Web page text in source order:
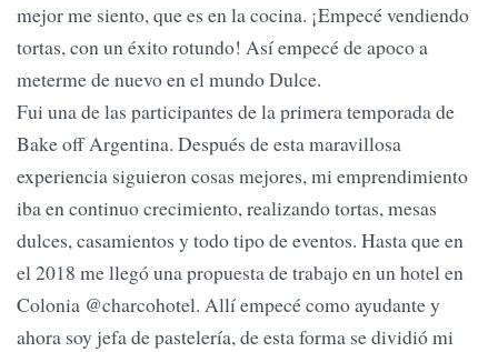
mejor me siento, que es en la cocina. ¡Empecé vendiendo
tortas, con un éxito rotundo! Así empecé de apoco a
meterme de nuevo en el mundo Dulce.
Fui una de las participantes de la primera temporada de
Bake off Argentina. Después de esta maravillosa
experiencia siguieron cosas mejores, mi emprendimiento
iba en continuo crecimiento, realizando tortas, mesas
dulces, casamientos y todo tipo de eventos. Hasta que en
el 2018 me llegó una propuesta de trabajo en un hotel en
Colonia @charcohotel. Allí empecé como ayudante y
ahora soy jefa de pastelería, de esta forma se dividió mi